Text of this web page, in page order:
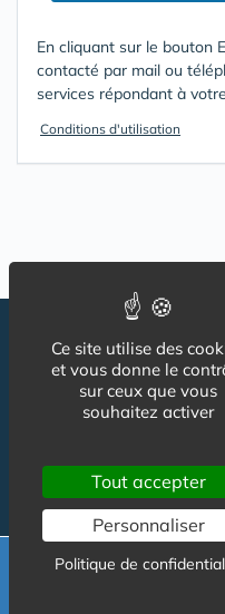
En cliquant sur le bouton
contacté par mail ou
services répondant à
Conditions d'utilisation
Suivez-nous
Demande de
gratuit et
Ce site utilise des
et vous donne le
sur ceux que vous
souhaitez activer
Tout accepter
Personnaliser
Politique de